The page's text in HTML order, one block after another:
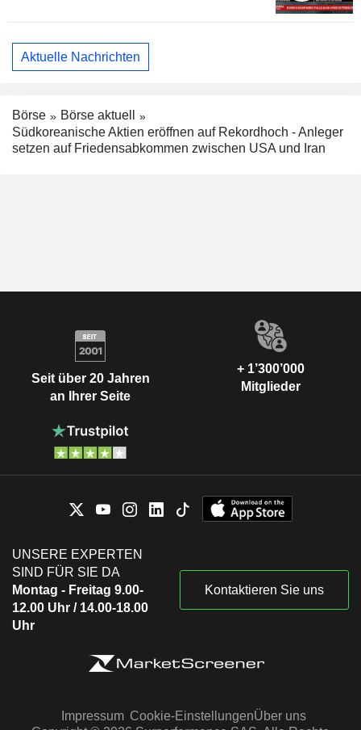
Aktuelle Nachrichten
Börse
Börse aktuell
Südkoreanische Aktien eröffnen auf Rekordhoch - Anleger
setzen auf Friedensabkommen zwischen USA und Iran
Seit über 20 Jahren
an Ihrer Seite
+ 1’300’000
Mitglieder
UNSERE EXPERTEN
SIND FÜR SIE DA
Montag - Freitag 9.00-
12.00 Uhr / 14.00-18.00
Uhr
Kontaktieren Sie uns
Impressum Cookie-EinstellungenÜber uns